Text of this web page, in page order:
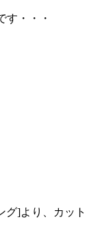
す・・・
グ]より、カット